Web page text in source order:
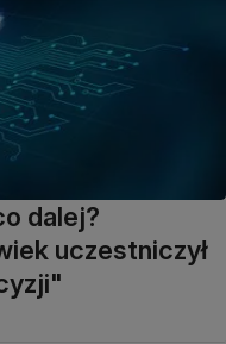
dalej?
uczestniczył